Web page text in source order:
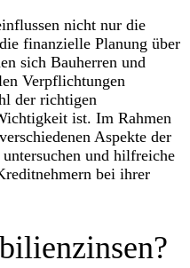
nicht nur die
finanzielle Planung über
sich Bauherren und
Verpflichtungen
der richtigen
ist. Im Rahmen
Aspekte der
und hilfreiche
bei ihrer